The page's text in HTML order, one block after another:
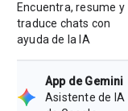
Encuentra, resume y
traduce chats con
ayuda de la IA
App de Gemini
Asistente de IA